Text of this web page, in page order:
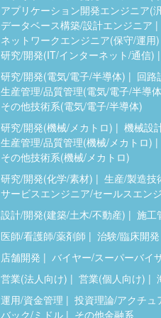
アプリケーション開発エンジニア(
データベース構築/設計エンジニア
ネットワークエンジニア(保守/運用)
研究/開発(IT/インターネット/通信)
研究/開発(電気/電子/半導体) 回路
生産管理/品質管理(電気/電子/半導
その他技術系(電気/電子/半導体)
研究/開発(機械/メカトロ) 機械設
生産管理/品質管理(機械/メカトロ)
その他技術系(機械/メカトロ)
研究/開発(化学/素材) 生産/製造技
サービスエンジニア/セールスエン
設計/開発(建築/土木/不動産) 施工
医師/看護師/薬剤師 治験/臨床開発
店舗開発 バイヤー/スーパーバイ
営業(法人向け) 営業(個人向け)
運用/資金管理 投資理論/アクチュ
バック/ミドル
その他金融系